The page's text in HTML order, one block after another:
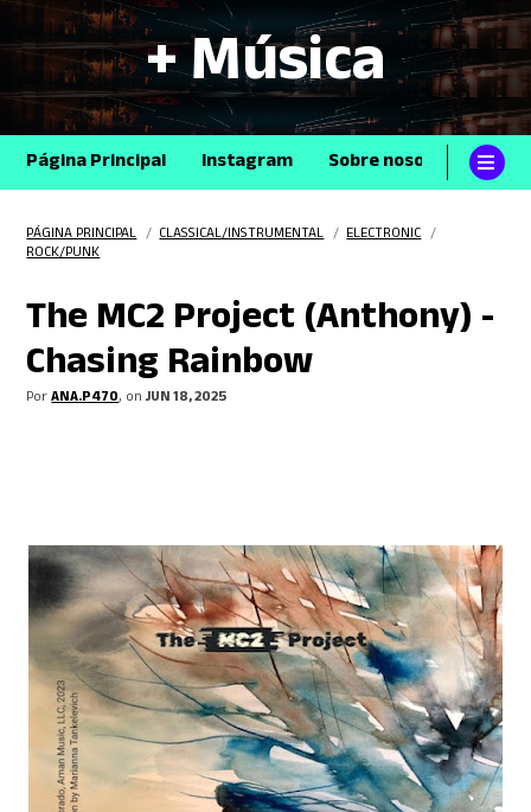
+ Música
Página Principal Instagram Sobre nosotros
PÁGINA PRINCIPAL /CLASSICAL/INSTRUMENTAL /ELECTRONIC /
ROCK/PUNK
The MC2 Project (Anthony) -
Chasing Rainbow
PorANA.P470, onJUN 18, 2025